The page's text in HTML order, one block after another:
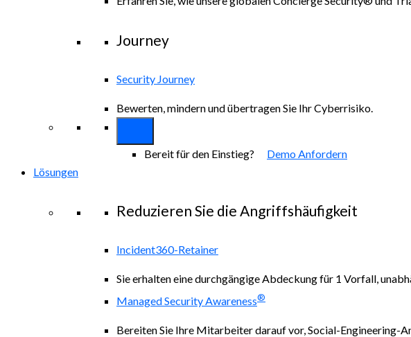
Journey
Security Journey
Bewerten, mindern und übertragen Sie Ihr Cyberrisiko.
Bereit für den Einstieg? Demo Anfordern
Lösungen
Reduzieren Sie die Angriffshäufigkeit
Incident360-Retainer
Sie erhalten eine durchgängige Abdeckung für 1 Vorfall,
Managed Security Awareness®
Bereiten Sie Ihre Mitarbeiter darauf vor, Social-Engineering-